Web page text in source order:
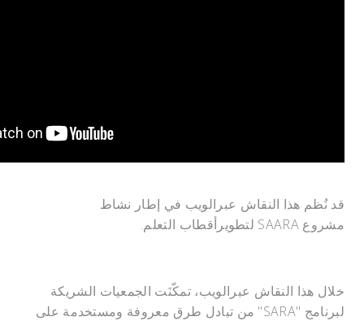
قد نُظم هذا النقاش عبرالويب في إطار نشاط
مشروع SAARA لتطويرأقطاب التعلم.
خلال هذا النقاش عبرالويب، تمكّنَت الجمعيات الشريكة
لبرنامج "SARA" من تبادل طرق معروفة ومستخدمة على